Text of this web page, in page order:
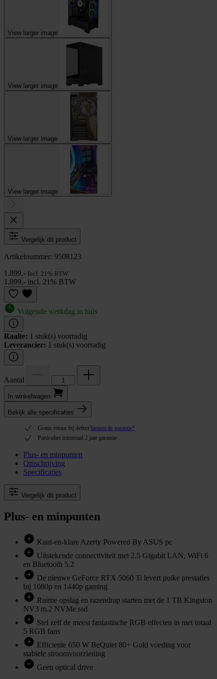
View larger image
View larger image
View larger image
View larger image
Vergelijk dit product
Artikelnummer: 9508123
1.899,- Incl. 21% BTW
1.899,- incl. 21% BTW
Volgende werkdag in huis
Raalte: 1 stuk(s) voorradig
Leverancier: 1 stuk(s) voorradig
Aantal
In winkel­wagen
Bekijk alle specificaties
Gratis retour bij defect binnen de garantie*
Particulier minimaal 2 jaar garantie
Plus- en minpunten
Omschrijving
Specificaties
Vergelijk dit product
Plus- en minpunten
Kant-en-klare Azerty Powered By ASUS pc
Uitstekende connectiviteit met 2.5 Gigabit LAN, WiFi 6
en Bluetooth 5.2
De nieuwe GeForce RTX 5060 Ti levert puike prestaties
bij 1080p en 1440p gaming
Ruime opslag en razendrap starten met de 1 TB Kingston
NV3 m.2 NVMe ssd
Stel zelf de meest fantastische RGB effecten in met totaal
5 RGB fans
Efficiente 650 W BeQuiet 80+ Gold voeding voor
stabiele stroomvoorziening
Geen optical drive